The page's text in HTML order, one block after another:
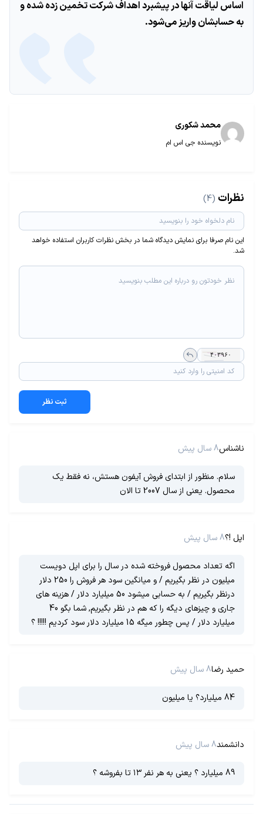
اساس لیاقت آنها در پیشبرد اهداف شرکت تخمین زده شده و
به حسابشان واریز می‌شود.
محمد شکوری
نویسنده جی اس ام
نظرات (4)
این نام صرفا برای نمایش دیدگاه شما در بخش نظرات کاربران استفاده خواهد
شد.
ثبت نظر
ناشناس8 سال پیش
سلام. منظور از ابتدای فروش آیفون هستش، نه فقط یک
محصول. یعنی از سال 2007 تا الان
اپل !؟8 سال پیش
اگه تعداد محصول فروخته شده در سال را برای اپل دویست
میلیون در نظر بگیریم / و میانگین سود هر فروش را 250 دلار
درنظر بگیریم / به حسابی میشود 50 میلیارد دلار / هزینه های
جاری و چیزهای دیگه را که هم در نظر بگیریم, شما بگو 40
میلیارد دلار / پس چطور میگه 15 میلیارد دلار سود کردیم !!!!! ؟
حمید رضا8 سال پیش
84 میلیارد؟ یا میلیون
دانشمند8 سال پیش
89 میلیارد ؟ یعنی به هر نفر ۱۳ تا بفروشه ؟